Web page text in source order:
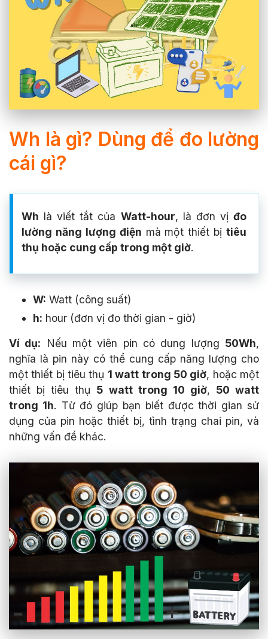
Wh là gì? Dùng để đo lường
cái gì?
Wh là viết tắt của Watt-hour, là đơn vịđo
lường năng lượng điện mà một thiết bị tiêu
thụ hoặc cung cấp trong một giờ.
W: Watt (công suất)
h: hour (đơn vị đo thời gian - giờ)
Ví dụ: Nếu một viên pin có dung lượng 50Wh,
nghĩa là pin này có thể cung cấp năng lượng cho
một thiết bị tiêu thụ 1 watt trong 50 giờ, hoặc một
thiết bị tiêu thụ 5 watt trong 10 giờ, 50 watt
trong 1h. Từ đó giúp bạn biết được thời gian sử
dụng của pin hoặc thiết bị, tình trạng chai pin, và
những vấn đề khác.